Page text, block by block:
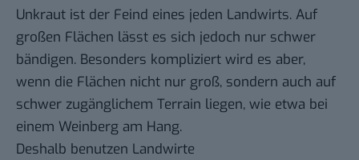
Unkraut ist der Feind eines jeden Landwirts. Auf
großen Flächen lässt es sich jedoch nur schwer
bändigen. Besonders kompliziert wird es aber,
wenn die Flächen nicht nur groß, sondern auch auf
schwer zugänglichem Terrain liegen, wie etwa bei
einem Weinberg am Hang.
Deshalb benutzen Landwirte